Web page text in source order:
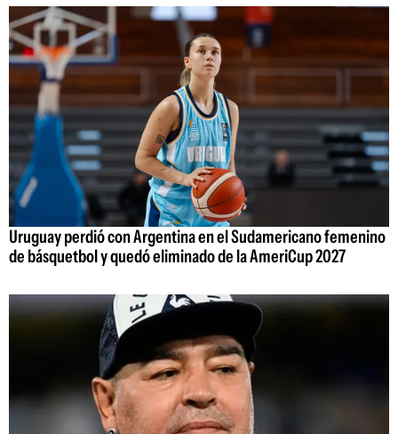
Uruguay perdió con Argentina en el Sudamericano femenino
de básquetbol y quedó eliminado de la AmeriCup 2027